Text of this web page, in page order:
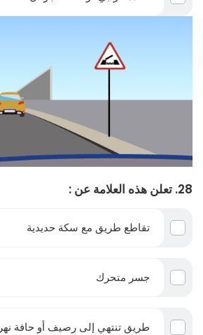
28. تعلن هذه العلامة عن :
تقاطع طريق مع سكة حديدية
جسر متحرك
طريق تنتهي إلى رصيف أو حافة نهر